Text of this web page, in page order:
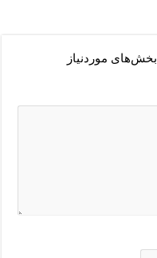
بخش‌های موردنیاز